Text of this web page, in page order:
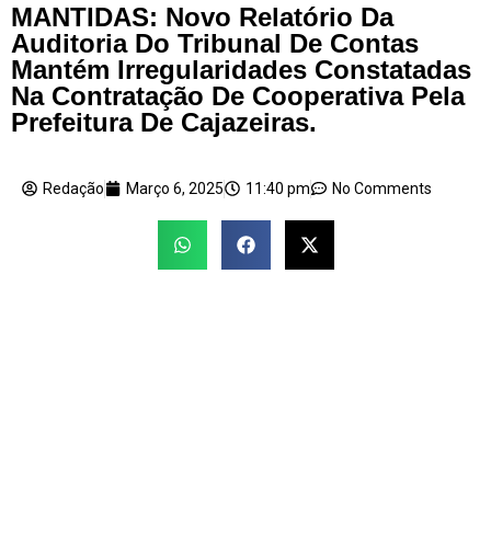
MANTIDAS: Novo Relatório Da
Auditoria Do Tribunal De Contas
Mantém Irregularidades Constatadas
Na Contratação De Cooperativa Pela
Prefeitura De Cajazeiras.
Redação Março 6, 2025 11:40 pm No Comments